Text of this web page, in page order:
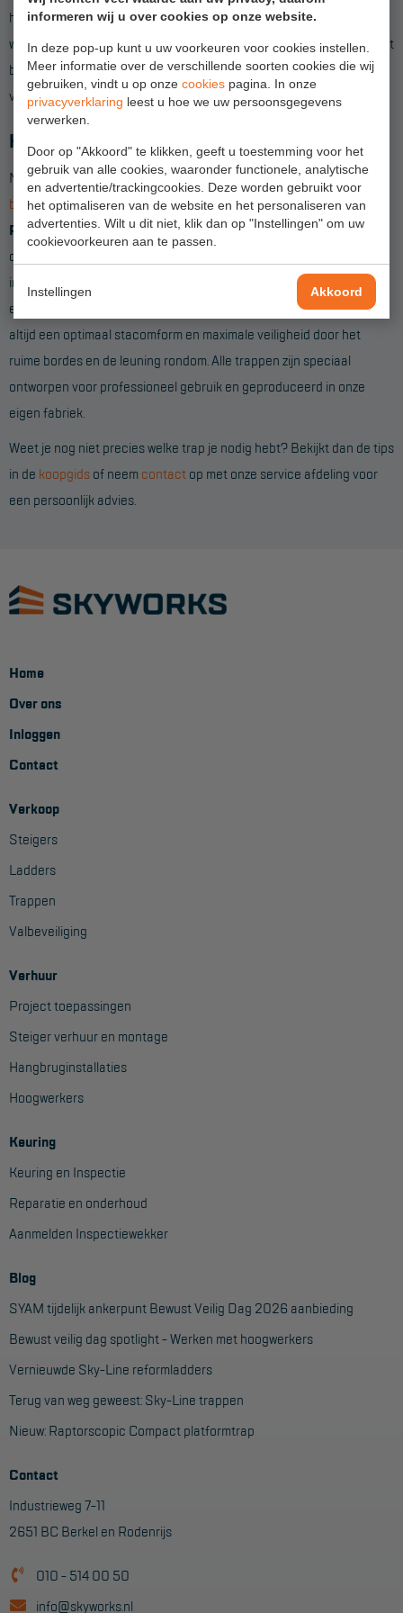
informeren wij u over cookies op onze website.
In deze pop-up kunt u uw voorkeuren voor cookies instellen.
Meer informatie over de verschillende soorten cookies die wij
gebruiken, vindt u op onze cookies pagina. In onze
privacyverklaring leest u hoe we uw persoonsgegevens
verwerken.
Door op "Akkoord" te klikken, geeft u toestemming voor het
gebruik van alle cookies, waaronder functionele, analytische
en advertentie/trackingcookies. Deze worden gebruikt voor
het optimaliseren van de website en het personaliseren van
advertenties. Wilt u dit niet, klik dan op "Instellingen" om uw
cookievoorkeuren aan te passen.
Instellingen Akkoord
Project toepassingen
Laagbouw
Hoogbouw
Industrie
Projectvoorbeelden
KEURING
Keuring en Inspectie
Steigers
Reparatie en onderhoud
Aanmelden Inspectiewekker
OVER ONS
Vestigingen
Product video's
SUPPORT
Handleidingen
Tips en trucs
Veelgestelde vragen
Wet- en regelgeving
Garantie
Algemene voorwaarden
het onderhoud van een machine. Voor extra houvast bij de hogere
werkbordessen kan optioneel een handrail geplaatst worden. Om het
bordes makkelijk te kunnen verplaatsen is er ook optioneel een set
verende wielen verkrijgbaar.
Kies de meest geschikte trap voor jouw werk
Naast de werkbordessen hebben we een ruim aanbod
bordestrappen,dubbele trappenenwerktrappen. De robuuste
Premium bordestrapendubbele trap is uitermate geschikt voor
dagelijks zwaar en intensief gebruik. Voor regelmatig intensief
inpandig gebruik is de compacte
Primus bordestrap
een ideaal alternatief. De nieuwe generatie werktrappenbieden je
altijd een optimaal stacomform en maximale veiligheid door het
ruime bordes en de leuning rondom. Alle trappen zijn speciaal
ontworpen voor professioneel gebruik en geproduceerd in onze
eigen fabriek.
Weet je nog niet precies welke trap je nodig hebt? Bekijkt dan de tips
in de koopgids of neem contact op met onze service afdeling voor
een persoonlijk advies.
Home
Over ons
Inloggen
Contact
Verkoop
Steigers
Ladders
Trappen
Valbeveiliging
Verhuur
Project toepassingen
Steiger verhuur en montage
Hangbruginstallaties
Hoogwerkers
Keuring
Keuring en Inspectie
Reparatie en onderhoud
Aanmelden Inspectiewekker
Blog
SYAM tijdelijk ankerpunt Bewust Veilig Dag 2026 aanbieding
Bewust veilig dag spotlight - Werken met hoogwerkers
Vernieuwde Sky-Line reformladders
Terug van weg geweest: Sky-Line trappen
Nieuw: Raptorscopic Compact platformtrap
Contact
Industrieweg 7-11
2651 BC Berkel en Rodenrijs
010 - 514 00 50
info@skyworks.nl